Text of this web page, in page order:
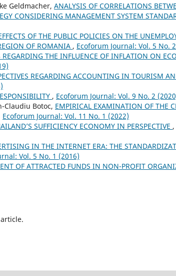
Geldmacher, ANALYSIS OF CORRELATIONS
CONSIDERING MANAGEMENT SYSTEM
OF THE PUBLIC POLICIES ON THE
OF ROMANIA , Ecoforum Journal: Vol. 5 No.
REGARDING THE INFLUENCE OF INFLATION ON
REGARDING ACCOUNTING IN TOURISM
, Ecoforum Journal: Vol. 9 No. 2
Claudiu Botoc, EMPIRICAL EXAMINATION OF THE
Ecoforum Journal: Vol. 11 No. 1 (2022)
SUFFICIENCY ECONOMY IN PERSPECTIVE ,
IN THE INTERNET ERA: THE
Vol. 5 No. 1 (2016)
OF ATTRACTED FUNDS IN NON-PROFIT